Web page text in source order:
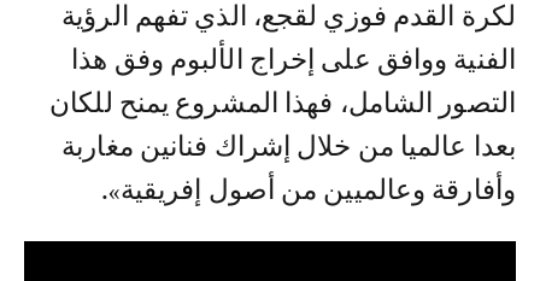
لكرة القدم فوزي لقجع، الذي تفهم الرؤية
الفنية ووافق على إخراج الألبوم وفق هذا
التصور الشامل، فهذا المشروع يمنح للكان
بعدا عالميا من خلال إشراك فنانين مغاربة
وأفارقة وعالميين من أصول إفريقية».